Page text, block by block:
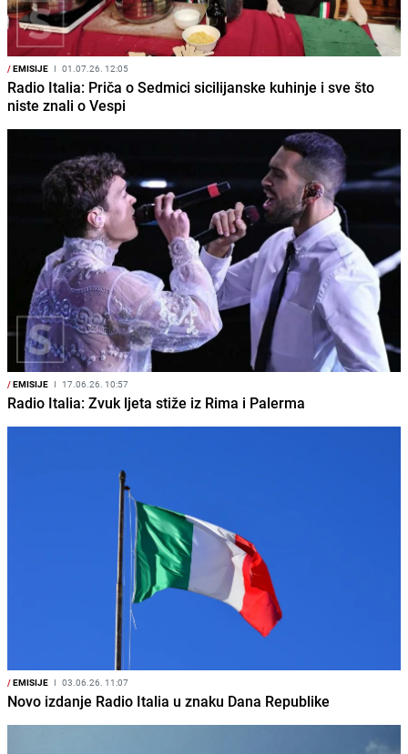
/EMISIJE I 01.07.26. 12:05
Radio Italia: Priča o Sedmici sicilijanske kuhinje i sve što
niste znali o Vespi
/EMISIJE I 17.06.26. 10:57
Radio Italia: Zvuk ljeta stiže iz Rima i Palerma
/EMISIJE I 03.06.26. 11:07
Novo izdanje Radio Italia u znaku Dana Republike